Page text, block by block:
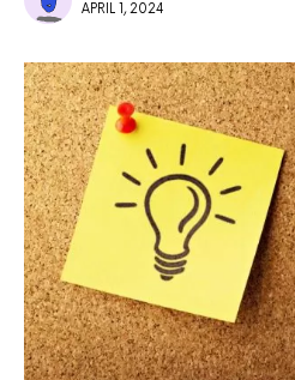
APRIL 1, 2024